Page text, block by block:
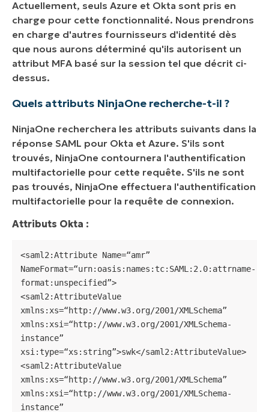
Actuellement, seuls Azure et Okta sont pris en
charge pour cette fonctionnalité. Nous prendrons
en charge d'autres fournisseurs d'identité dès
que nous aurons déterminé qu'ils autorisent un
attribut MFA basé sur la session tel que décrit ci-
dessus.
Quels attributs NinjaOne recherche-t-il ?
NinjaOne recherchera les attributs suivants dans la
réponse SAML pour Okta et Azure. S'ils sont
trouvés, NinjaOne contournera l'authentification
multifactorielle pour cette requête. S'ils ne sont
pas trouvés, NinjaOne effectuera l'authentification
multifactorielle pour la requête de connexion.
Attributs Okta :
<saml2:Attribute Name=“amr”
NameFormat=“urn:oasis:names:tc:SAML:2.0:attrname-
format:unspecified”>
<saml2:AttributeValue
xmlns:xs=“http://www.w3.org/2001/XMLSchema”
xmlns:xsi=“http://www.w3.org/2001/XMLSchema-
instance”
xsi:type=“xs:string”>swk</saml2:AttributeValue>
<saml2:AttributeValue
xmlns:xs=“http://www.w3.org/2001/XMLSchema”
xmlns:xsi=“http://www.w3.org/2001/XMLSchema-
instance”